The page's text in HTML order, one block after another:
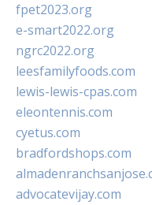
fpet2023.org
e-smart2022.org
ngrc2022.org
leesfamilyfoods.com
lewis-lewis-cpas.com
eleontennis.com
cyetus.com
bradfordshops.com
advocatevijay.com